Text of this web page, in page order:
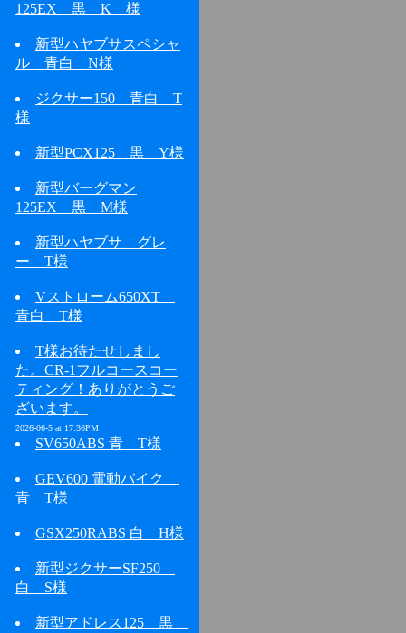
125EX 黒 K 様
新型ハヤブサスペシャ
ル 青白 N様
ジクサー150 青白 T
様
新型PCX125 黒 Y様
新型バーグマン
125EX 黒 M様
新型ハヤブサ グレ
ー T様
Vストローム650XT
青白 T様
T様お待たせしまし
た。CR-1フルコースコー
ティング！ありがとうご
ざいます。
2026-06-5 at 17:36PM
SV650ABS 青 T様
GEV600 電動バイク
青 T様
GSX250RABS 白 H様
新型ジクサーSF250
白 S様
新型アドレス125 黒